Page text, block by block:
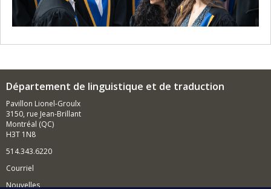
Département de linguistique et de traduction
Pavillon Lionel-Groulx
3150, rue Jean-Brillant
Montréal (QC)
H3T 1N8
514.343.6220
Courriel
Nouvelles